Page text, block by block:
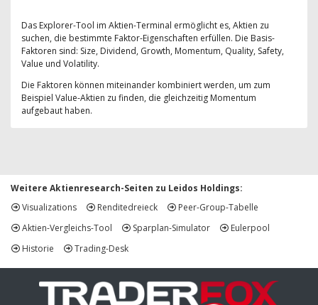
Das Explorer-Tool im Aktien-Terminal ermöglicht es, Aktien zu
suchen, die bestimmte Faktor-Eigenschaften erfüllen. Die Basis-
Faktoren sind: Size, Dividend, Growth, Momentum, Quality, Safety,
Value und Volatility.
Die Faktoren können miteinander kombiniert werden, um zum
Beispiel Value-Aktien zu finden, die gleichzeitig Momentum
aufgebaut haben.
Weitere Aktienresearch-Seiten zu Leidos Holdings:
Visualizations
Renditedreieck
Peer-Group-Tabelle
Aktien-Vergleichs-Tool
Sparplan-Simulator
Eulerpool
Historie
Trading-Desk